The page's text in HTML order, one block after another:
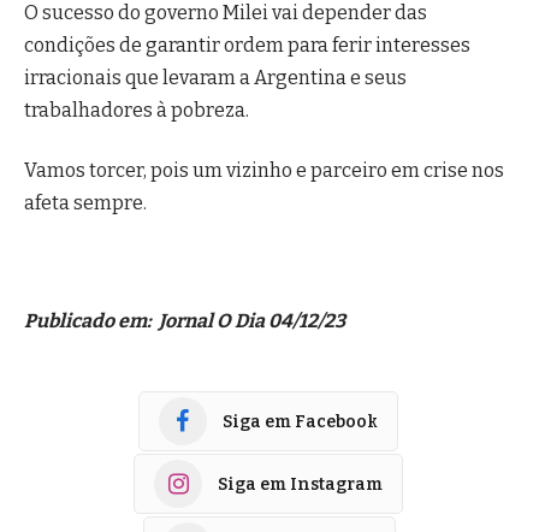
O sucesso do governo Milei vai depender das
condições de garantir ordem para ferir interesses
irracionais que levaram a Argentina e seus
trabalhadores à pobreza.
Vamos torcer, pois um vizinho e parceiro em crise nos
afeta sempre.
Publicado em: Jornal O Dia 04/12/23
Siga em Facebook
Siga em Instagram